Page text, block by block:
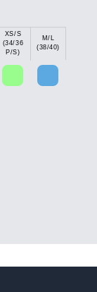
XS/S
(34/36
P/S)
M/L
(38/40)